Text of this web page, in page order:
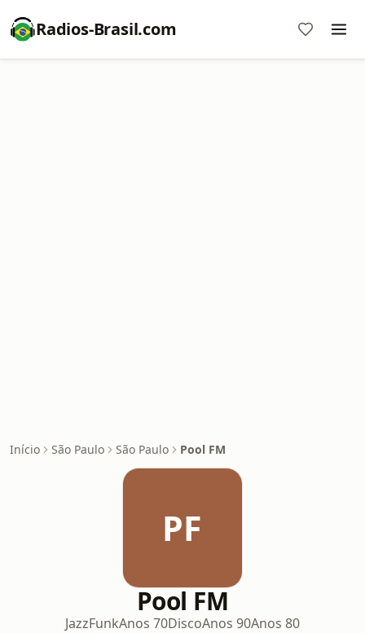
Radios-Brasil.com
Início São Paulo São Paulo Pool FM
PF
Pool FM
JazzFunkAnos 70DiscoAnos 90Anos 80